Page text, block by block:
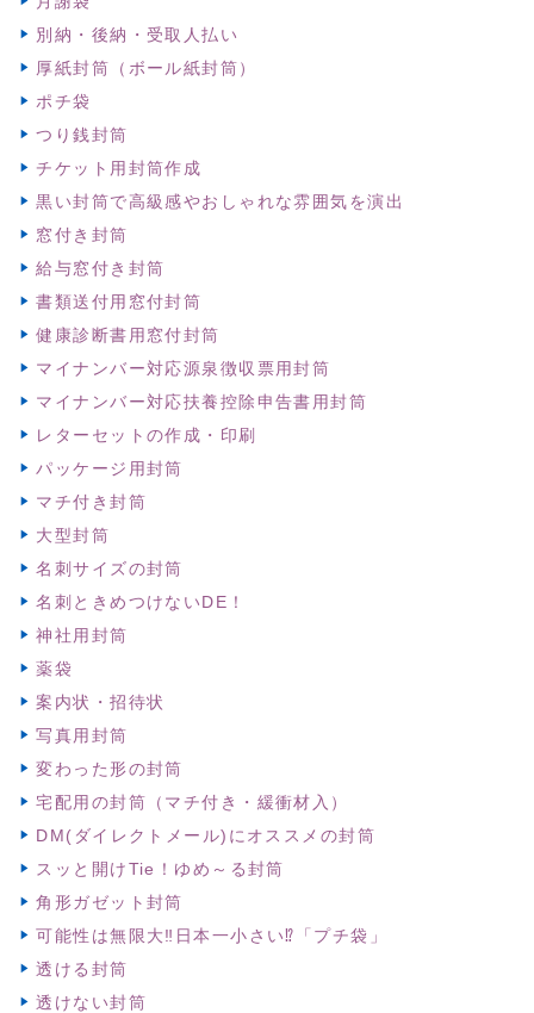
別納・後納・受取人払い
厚紙封筒（ボール紙封筒）
ポチ袋
つり銭封筒
チケット用封筒作成
黒い封筒で高級感やおしゃれな雰囲気を演出
窓付き封筒
給与窓付き封筒
書類送付用窓付封筒
健康診断書用窓付封筒
マイナンバー対応源泉徴収票用封筒
マイナンバー対応扶養控除申告書用封筒
レターセットの作成・印刷
パッケージ用封筒
マチ付き封筒
大型封筒
名刺サイズの封筒
名刺ときめつけないDE！
神社用封筒
薬袋
案内状・招待状
写真用封筒
変わった形の封筒
宅配用の封筒（マチ付き・緩衝材入）
DM(ダイレクトメール)にオススメの封筒
スッと開けTie！ゆめ～る封筒
角形ガゼット封筒
可能性は無限大‼日本一小さい⁉「プチ袋」
透ける封筒
透けない封筒